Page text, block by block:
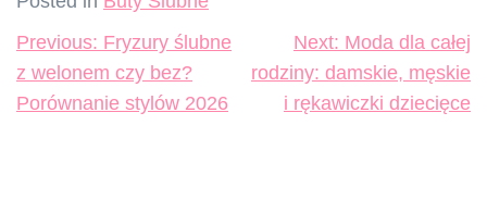
Nawigacja
wpisu
Previous: Fryzury ślubne
z welonem czy bez?
Porównanie stylów 2026
Next: Moda dla całej
rodziny: damskie, męskie
i rękawiczki dziecięce